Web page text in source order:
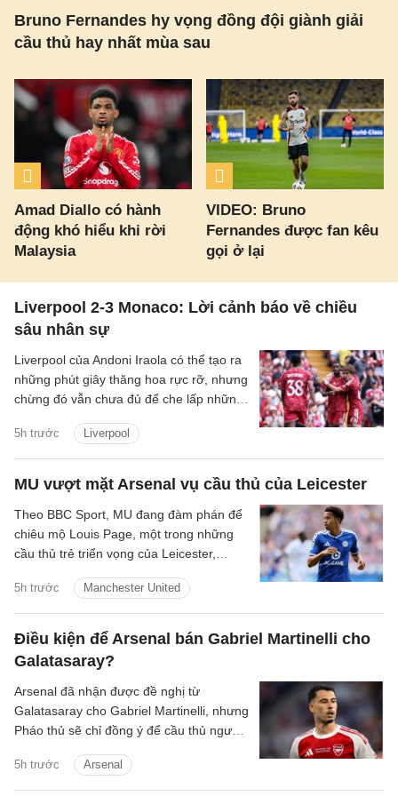
Bruno Fernandes hy vọng đồng đội giành giải
cầu thủ hay nhất mùa sau
Amad Diallo có hành
động khó hiểu khi rời
Malaysia
VIDEO: Bruno
Fernandes được fan kêu
gọi ở lại
Liverpool 2-3 Monaco: Lời cảnh báo về chiều
sâu nhân sự
5h trước Liverpool
Liverpool của Andoni Iraola có thể tạo ra
những phút giây thăng hoa rực rỡ, nhưng
chừng đó vẫn chưa đủ để che lấp những
thể bùng lên dữ dội khi mọi mắt xích vận
hành đúng nhịp, song lại dễ chao đảo khi
cường độ suy giảm và sự kết nối bắt đầu
MU vượt mặt Arsenal vụ cầu thủ của Leicester
5h trước Manchester United
Theo BBC Sport, MU đang đàm phán để
chiêu mộ Louis Page, một trong những
cầu thủ trẻ triển vọng của Leicester,
Điều kiện để Arsenal bán Gabriel Martinelli cho
Galatasaray?
5h trước Arsenal
Arsenal đã nhận được đề nghị từ
Galatasaray cho Gabriel Martinelli, nhưng
Pháo thủ sẽ chỉ đồng ý để cầu thủ người
mới.